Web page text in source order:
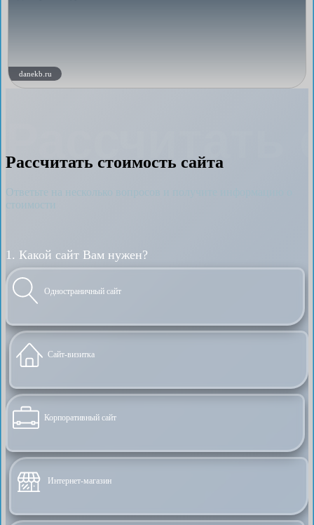
danekb.ru
Рассчитать
Рассчитать стоимость сайта
Ответьте на несколько вопросов и получите информацию о
стоимости
1. Какой сайт Вам нужен?
Одностраничный сайт
Сайт-визитка
Корпоративный сайт
Интернет-магазин